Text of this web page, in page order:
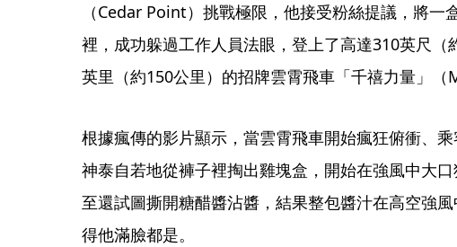
（Cedar Point）挑戰極限，他接受粉絲提議，將一
裡，成功躲過工作人員法眼，登上了高達310英尺（
英里（約150公里）的招牌雲霄飛車「千禧力量」（
根據瘋傳的影片顯示，當雲霄飛車開始瘋狂俯衝、
神泰自若地從褲子裡掏出雞塊盒，開始在強風中大
至還試圖撕開糖醋醬沾醬，結果整包醬汁在高空強
得他滿臉都是。